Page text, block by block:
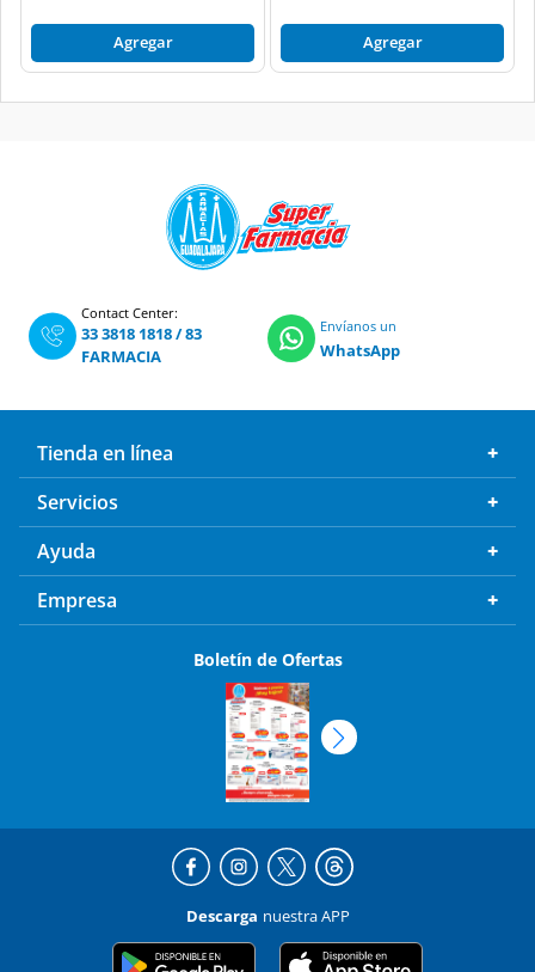
Agregar Agregar
Contact Center:
33 3818 1818/83
FARMACIA
Envíanos un
WhatsApp
Tienda en línea
Servicios
Ayuda
Empresa
Boletín de Ofertas
Descarga nuestra APP